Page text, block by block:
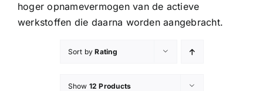
WEBSHOP
hoger opnamevermogen van de actieve
werkstoffen die daarna worden aangebracht.
Sort byRating
Show 12 Products